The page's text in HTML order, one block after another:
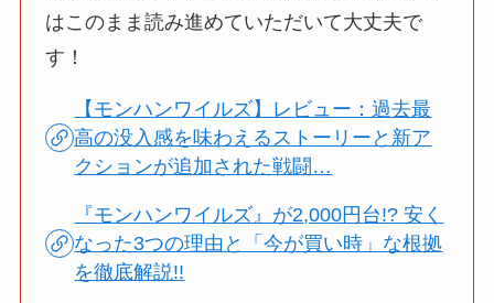
はこのまま読み進めていただいて大丈夫で
す！
【モンハンワイルズ】レビュー：過去最
高の没入感を味わえるストーリーと新ア
クションが追加された戦闘…
『モンハンワイルズ』が2,000円台!? 安く
なった3つの理由と「今が買い時」な根拠
を徹底解説!!